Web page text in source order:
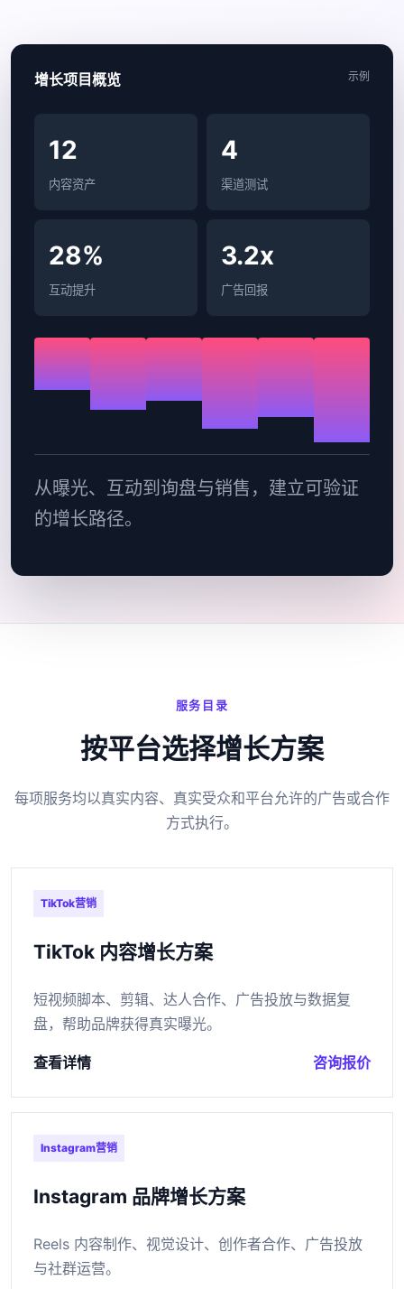
增长项目概览 示例
12
内容资产
4
渠道测试
28%
互动提升
3.2x
广告回报
从曝光、互动到询盘与销售，建立可验证
的增长路径。
服务目录
按平台选择增长方案
每项服务均以真实内容、真实受众和平台允许的广告或合作
方式执行。
TikTok营销
TikTok 内容增长方案
短视频脚本、剪辑、达人合作、广告投放与数据复
盘，帮助品牌获得真实曝光。
查看详情 咨询报价
Instagram营销
Instagram 品牌增长方案
Reels 内容制作、视觉设计、创作者合作、广告投放
与社群运营。